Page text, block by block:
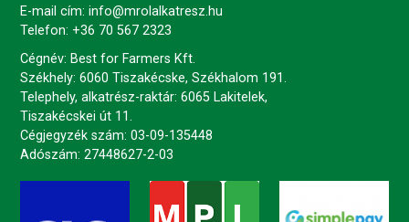
E-mail cím: info@mrolalkatresz.hu
Telefon: +36 70 567 2323
Cégnév: Best for Farmers Kft.
Székhely: 6060 Tiszakécske, Székhalom 191.
Telephely, alkatrész-raktár: 6065 Lakitelek,
Tiszakécskei út 11.
Cégjegyzék szám: 03-09-135448
Adószám: 27448627-2-03